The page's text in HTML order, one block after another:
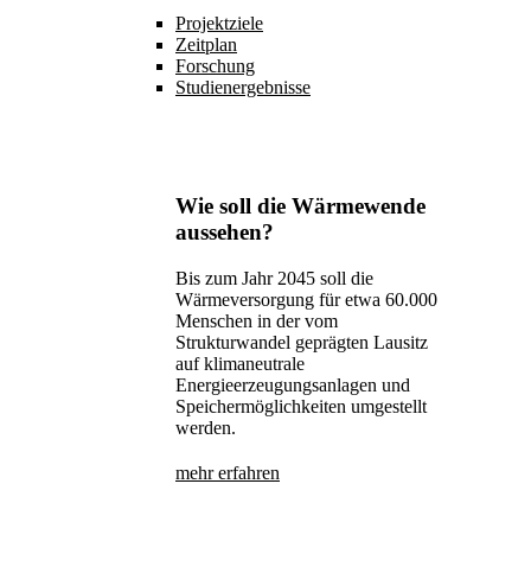
Projektziele
Zeitplan
Forschung
Studienergebnisse
Wie soll die Wärmewende
aussehen?
Bis zum Jahr 2045 soll die
Wärmeversorgung für etwa 60.000
Menschen in der vom
Strukturwandel geprägten Lausitz
auf klimaneutrale
Energieerzeugungsanlagen und
Speichermöglichkeiten umgestellt
werden.
mehr erfahren